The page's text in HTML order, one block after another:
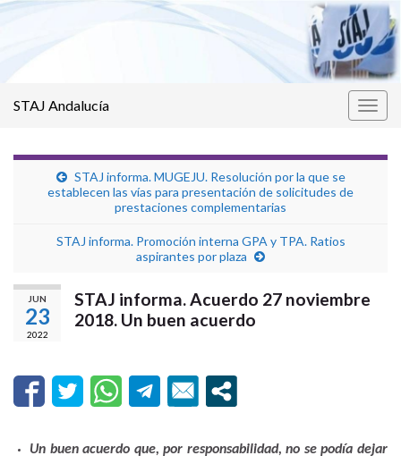
STAJ Andalucía
STAJ informa. MUGEJU. Resolución por la que se
establecen las vías para presentación de solicitudes de
prestaciones complementarias
STAJ informa. Promoción interna GPA y TPA. Ratios
aspirantes por plaza
JUN
23
2022
STAJ informa. Acuerdo 27 noviembre
2018. Un buen acuerdo
Un buen acuerdo que, por responsabilidad, no se podía dejar